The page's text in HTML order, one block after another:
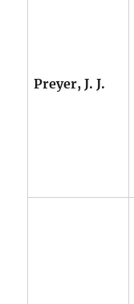
Preyer, J. J.